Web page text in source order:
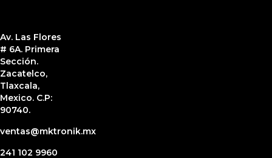
Av. Las Flores
# 6A. Primera
Sección.
Zacatelco,
Tlaxcala,
Mexico. C.P:
90740.
ventas@mktronik.mx
241 102 9960